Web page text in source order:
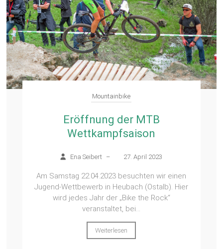
Mountainbike
Eröffnung der MTB
Wettkampfsaison
Ena Seibert – 27. April 2023
Am Samstag 22.04.2023 besuchten wir einen
Jugend-Wettbewerb in Heubach (Ostalb). Hier
wird jedes Jahr der „Bike the Rock“
veranstaltet, bei...
Weiterlesen